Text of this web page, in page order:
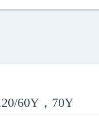
60Y，70Y